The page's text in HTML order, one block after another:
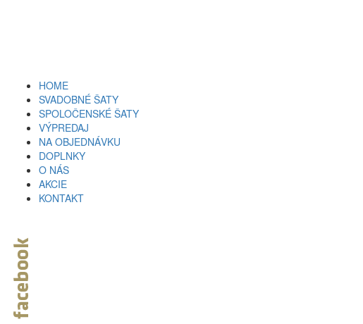
HOME
SVADOBNÉ ŠATY
SPOLOČENSKÉ ŠATY
VÝPREDAJ
NA OBJEDNÁVKU
DOPLNKY
O NÁS
AKCIE
KONTAKT